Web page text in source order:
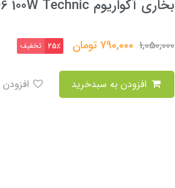
بخاری آکواریوم MA-666 100W Technic
1,050,000
790,000تومان 25٪ تخفیف